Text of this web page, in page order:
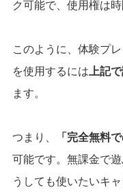
ク可能で、使用権は時
このように、体験プ
を使用するには 上記
ます。
つまり、 「完全無料
可能です。無課金で
うしても使いたいキ